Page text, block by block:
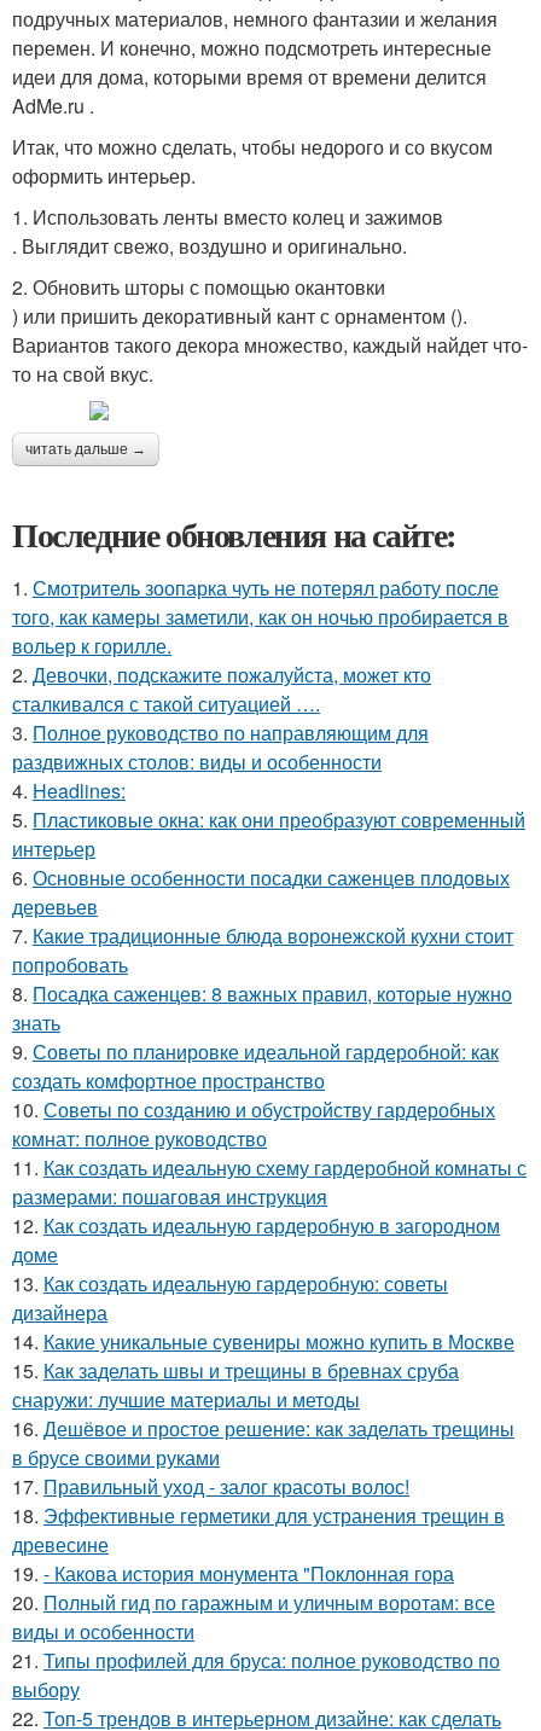
подручных материалов, немного фантазии и желания
перемен. И конечно, можно подсмотреть интересные
идеи для дома, которыми время от времени делится
AdMe.ru .
Итак, что можно сделать, чтобы недорого и со вкусом
оформить интерьер.
1. Использовать ленты вместо колец и зажимов
. Выглядит свежо, воздушно и оригинально.
2. Обновить шторы с помощью окантовки
) или пришить декоративный кант с орнаментом ().
Вариантов такого декора множество, каждый найдет что-
то на свой вкус.
читать дальше →
Последние обновления на сайте:
1. Смотритель зоопарка чуть не потерял работу после
того, как камеры заметили, как он ночью пробирается в
вольер к горилле.
2. Девочки, подскажите пожалуйста, может кто
сталкивался с такой ситуацией ….
3. Полное руководство по направляющим для
раздвижных столов: виды и особенности
4. Headlines:
5. Пластиковые окна: как они преобразуют современный
интерьер
6. Основные особенности посадки саженцев плодовых
деревьев
7. Какие традиционные блюда воронежской кухни стоит
попробовать
8. Посадка саженцев: 8 важных правил, которые нужно
знать
9. Советы по планировке идеальной гардеробной: как
создать комфортное пространство
10. Советы по созданию и обустройству гардеробных
комнат: полное руководство
11. Как создать идеальную схему гардеробной комнаты с
размерами: пошаговая инструкция
12. Как создать идеальную гардеробную в загородном
доме
13. Как создать идеальную гардеробную: советы
дизайнера
14. Какие уникальные сувениры можно купить в Москве
15. Как заделать швы и трещины в бревнах сруба
снаружи: лучшие материалы и методы
16. Дешёвое и простое решение: как заделать трещины
в брусе своими руками
17. Правильный уход - залог красоты волос!
18. Эффективные герметики для устранения трещин в
древесине
19. - Какова история монумента "Поклонная гора
20. Полный гид по гаражным и уличным воротам: все
виды и особенности
21. Типы профилей для бруса: полное руководство по
выбору
22. Топ-5 трендов в интерьерном дизайне: как сделать